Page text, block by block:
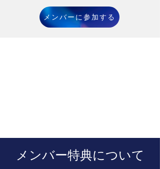
メンバーに参加する
メンバー特典について